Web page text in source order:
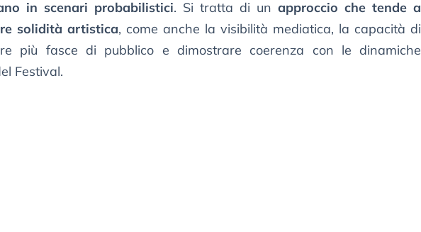
in scenari probabilistici. Si tratta di unapproccio che tende a
solidità artistica, come anche la visibilità mediatica, la capacità di
più fasce di pubblico e dimostrare coerenza con le dinamiche
Festival.